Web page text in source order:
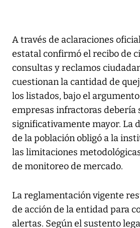
A través de aclaraciones
estatal confirmó el recibo de
consultas y reclamos
cuestionan la cantidad de
los listados, bajo el
empresas infractoras debería
significativamente mayor. La
de la población obligó a la
las limitaciones
de monitoreo de mercado.
La reglamentación vigente
de acción de la entidad para
alertas. Según el sustento